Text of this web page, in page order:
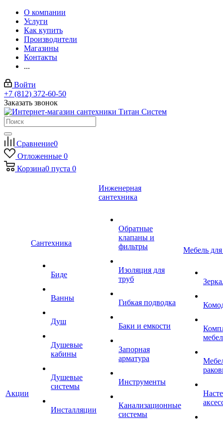
О компании
Услуги
Как купить
Производители
Магазины
Контакты
...
Войти
+7 (812) 372-60-50
Заказать звонок
Сравнение0
Отложенные 0
Корзина0 пуста 0
Акции
Сантехника
Биде
Ванны
Душ
Душевые
кабины
Душевые
системы
Инсталляции
Инженерная
сантехника
Обратные
клапаны и
фильтры
Изоляция для
труб
Гибкая подводка
Баки и емкости
Запорная
арматура
Инструменты
Канализационные
системы
Мебель